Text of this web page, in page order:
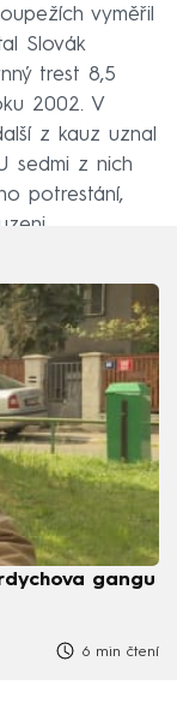
vyměřil
Slovák
trest 8,5
2002. V
z kauz uznal
sedmi z nich
potrestání,
gangu
6 min čtení